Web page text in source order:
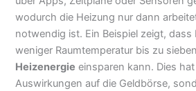
wodurch die Heizung nur dann
notwendig ist. Ein Beispiel zeigt, dass
weniger Raumtemperatur bis zu
Heizenergie einsparen kann. Dies
Auswirkungen auf die Geldbörse,